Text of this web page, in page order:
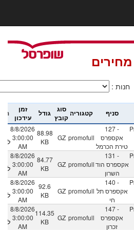
: חנות
זמן
עידכון
גודל
סוג
קובץקטגוריה סניף
8/8/2026
3:00:00
AM
88.98
KB
GZ promofull
127 -
אקספרס
טירת הכרמל
8/8/2026
3:00:00
AM
84.77
KB
GZ promofull
131 -
אקספרס הוד
השרון
8/8/2026
3:00:00
AM
92.6
KB
GZ promofull
140 -
אקספרס תל
חי
8/8/2026
3:00:00
AM
114.35
KB
GZ promofull
147 -
אקספרס
זכרון